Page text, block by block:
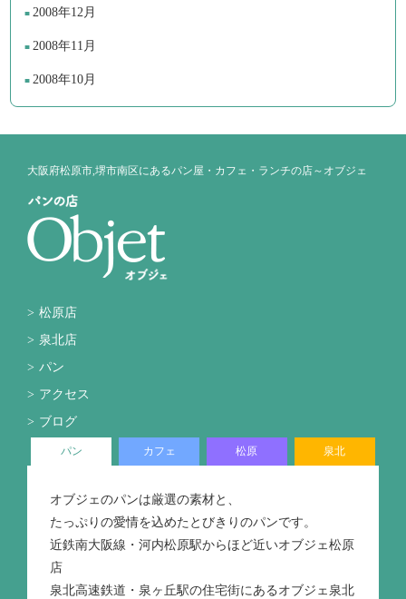
2008年12月
2008年11月
2008年10月
大阪府松原市,堺市南区にあるパン屋・カフェ・ランチの店～オブジェ
松原店
泉北店
パン
アクセス
ブログ
パン カフェ 松原 泉北
オブジェのパンは厳選の素材と、
たっぷりの愛情を込めたとびきりのパンです。
近鉄南大阪線・河内松原駅からほど近いオブジェ松原
店
泉北高速鉄道・泉ヶ丘駅の住宅街にあるオブジェ泉北